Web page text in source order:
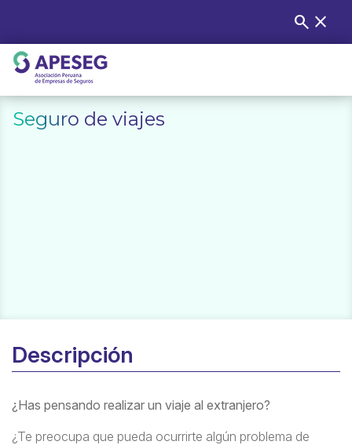
content
Buscar:
search close
APESEG
Seguro de viajes
Descripción
¿Has pensando realizar un viaje al extranjero?
¿Te preocupa que pueda ocurrirte algún problema de